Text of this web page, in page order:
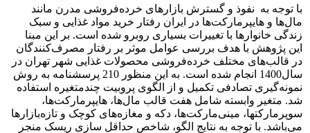
با توجه به نفوذ و گسترش بازارهای خرده‌فروشی مدرن مانند
مال‌ها و هایپرمارکت‌ها در ایران رفتار خرید مواد غذایی و سبک
زندگی خانوارها با تغییرات بسیاری روبرو شده است. بر این مبنا
این پژوهش با هدف بررسی عوامل موثر بر رفتار مصرف‌کنندگان
در قالب‌های مختلف خرده‌فروشی محصولات غذایی شهر تهران در
سال1400 انجام شده است. به این منظور 210 پرسشنامه به روش
نمونه‌گیری تصادفی تکمیل و از الگوی پروبیت چندمتغیره استفاده
شد. متغیر وابسته شامل هفت قالب مال‌ها، هایپرمارکت‌ها،
سوپرمارکتها، مینی‌مارکت‌ها، دکه و مغازه‌های کوچک و تازه‌بازارها
می‌باشد. با توجه به نتایج الگو، شاخص حداقل سازی ریسک منجر